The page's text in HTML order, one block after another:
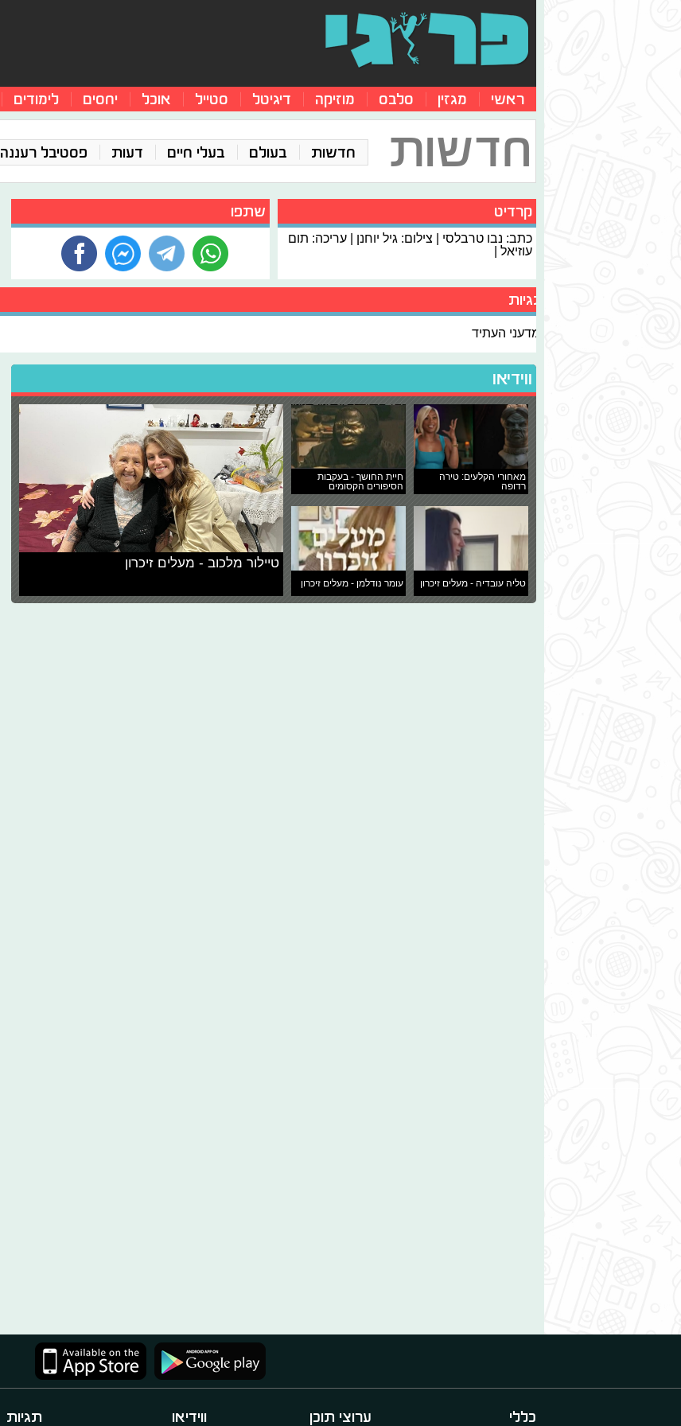
ראשי מגזין סלבס מוזיקה דיגיטל סטייל אוכל יחסים לימודים
חדשות חדשות בעולם בעלי חיים דעות פסטיבל רעננה
קרדיט
כתב: נבו טרבלסי | צילום: גיל יוחנן | עריכה: תום
עוזיאל |
שתפו
תגיות
מדעני העתיד
ווידיאו
מאחורי הקלעים: טירה
רדופה
חיית החושך - בעקבות
הסיפורים הקסומים
טליה עובדיה - מעלים זיכרון עומר נודלמן - מעלים זיכרון
טיילור מלכוב - מעלים זיכרון
כללי ערוצי תוכן ווידיאו תגיות